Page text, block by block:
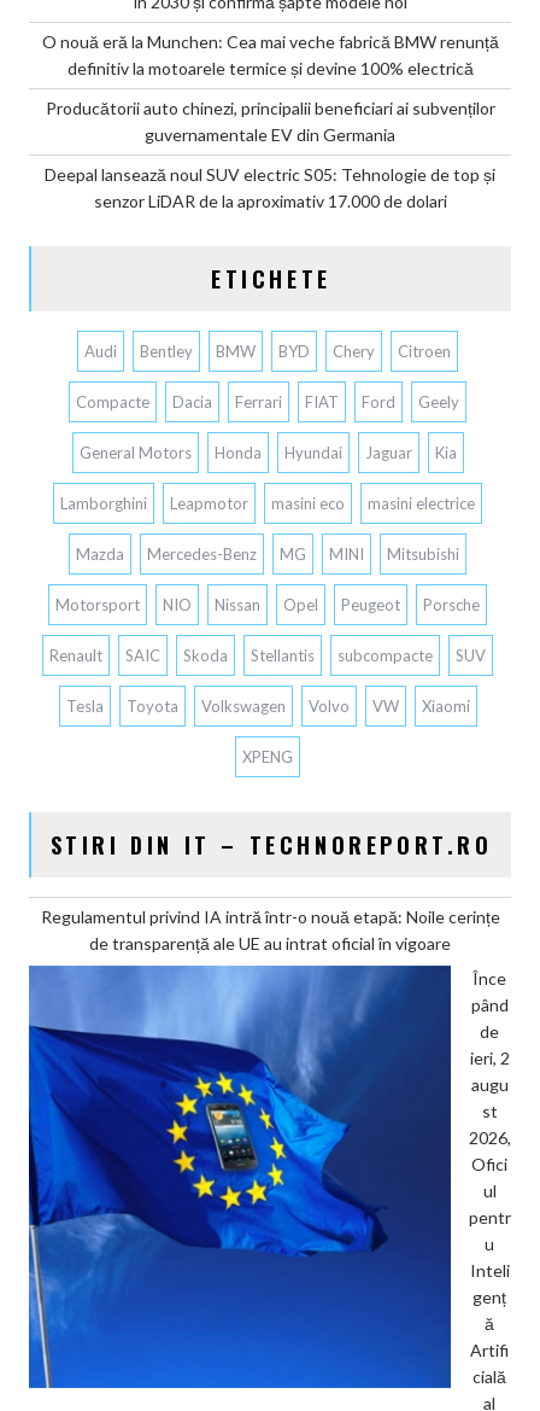
O nouă eră la Munchen: Cea mai veche fabrică BMW renunță
definitiv la motoarele termice și devine 100% electrică
Producătorii auto chinezi, principalii beneficiari ai subvenților
guvernamentale EV din Germania
Deepal lansează noul SUV electric S05: Tehnologie de top și
senzor LiDAR de la aproximativ 17.000 de dolari
ETICHETE
Audi Bentley BMW BYD Chery Citroen
Compacte Dacia Ferrari FIAT Ford Geely
General Motors Honda Hyundai Jaguar Kia
Lamborghini Leapmotor masini eco masini electrice
Mazda Mercedes-Benz MG MINI Mitsubishi
Motorsport NIO Nissan Opel Peugeot Porsche
Renault SAIC Skoda Stellantis subcompacte SUV
Tesla Toyota Volkswagen Volvo VW Xiaomi
XPENG
STIRI DIN IT – TECHNOREPORT.RO
Regulamentul privind IA intră într-o nouă etapă: Noile cerințe
de transparență ale UE au intrat oficial în vigoare
Înce
pând
de
ieri, 2
augu
st
2026,
Ofici
ul
pentr
u
Inteli
genț
ă
Artifi
cială
al